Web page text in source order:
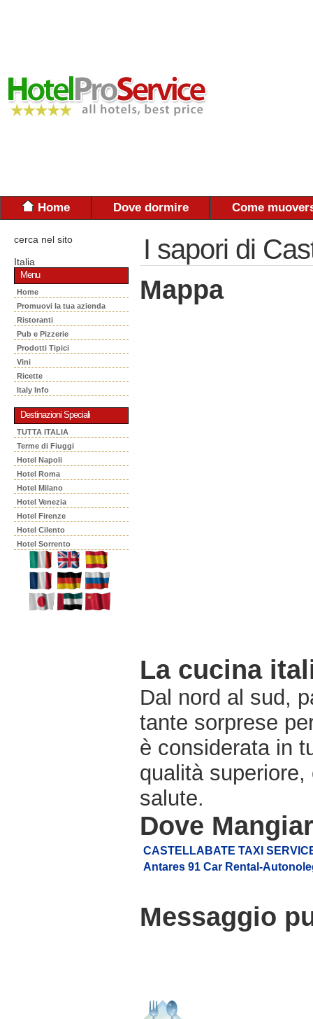
Home Dove dormire Come
cerca nel sito
Italia
Menu
Home
Promuovi la tua azienda
Ristoranti
Pub e Pizzerie
Prodotti Tipici
Vini
Ricette
Italy Info
Destinazioni Speciali
TUTTA ITALIA
Terme di Fiuggi
Hotel Napoli
Hotel Roma
Hotel Milano
Hotel Venezia
Hotel Firenze
Hotel Cilento
Hotel Sorrento
I sapori di
Mappa
La cucina
Dal nord al sud,
tante sorprese
è considerata in
qualità
salute.
Dove
CASTELLABATE TAXI
Antares 91 Car Rental-
Messaggio